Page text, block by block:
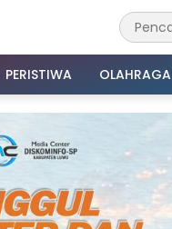
PERISTIWA OLAHRAGA